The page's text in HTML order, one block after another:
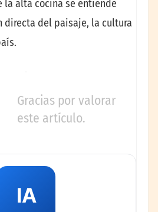
la alta cocina se entiende
directa del paisaje, la cultura
Gracias por valorar
este artículo.
IA